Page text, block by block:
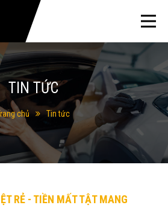
TIN TỨC
chủ Tin tức
RẺ - TIỀN MẤT TẬT MANG